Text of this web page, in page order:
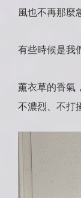
風也不再那麼
有些時候是我
薰衣草的香
不濃烈、不打